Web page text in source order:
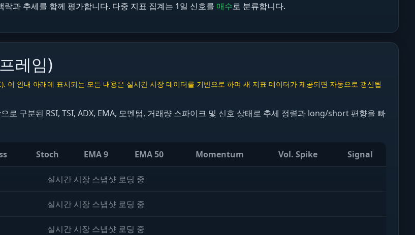
과 추세를 함께 평가합니다. 다중 지표 집계는 1일 신호를 매수로 분류합니다.
레임)
이 안내 아래에 표시되는 모든 내용은 실시간 시장 데이터를 기반으로 하며 새 지표 데이터가 제공되면 자동으로 갱신됩
로 구분된 RSI, TSI, ADX, EMA, 모멘텀, 거래량 스파이크 및 신호 상태로 추세 정렬과 long/short 편향을 빠
Stoch EMA 9 EMA 50 Momentum Vol. Spike Signal
실시간 시장 스냅샷 로딩 중
실시간 시장 스냅샷 로딩 중
실시간 시장 스냅샷 로딩 중